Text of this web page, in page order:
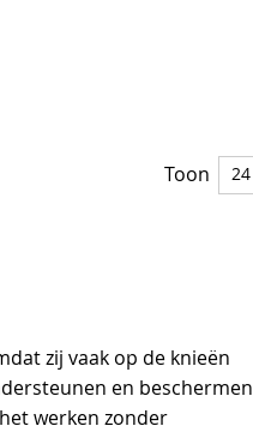
Toon
zij vaak op de knieën
en beschermen
werken zonder